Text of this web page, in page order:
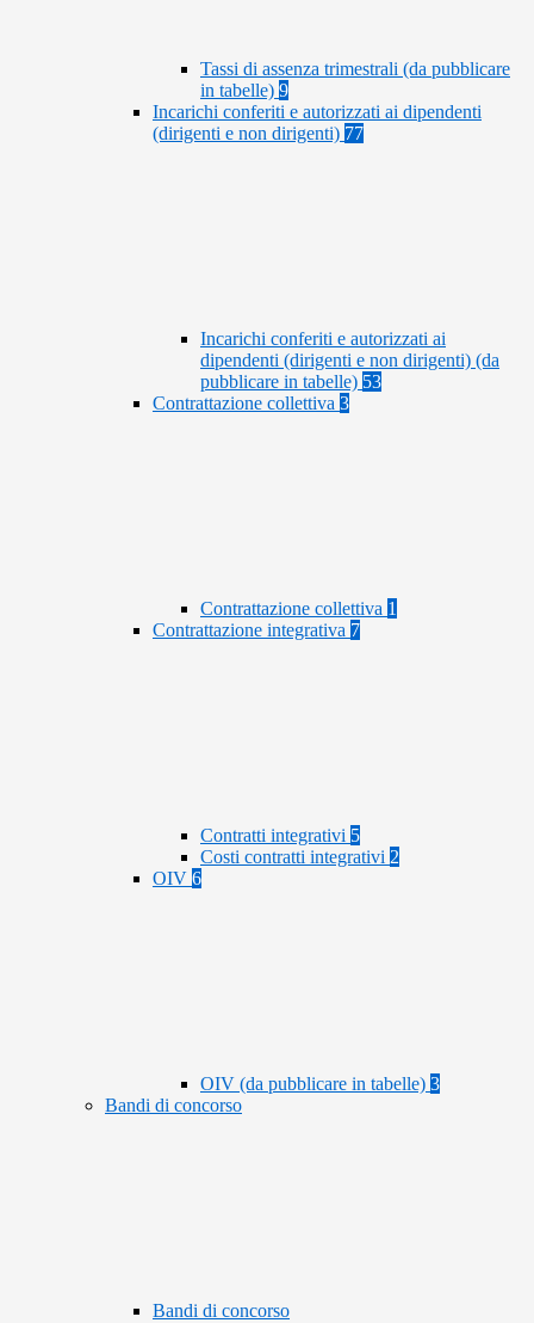
Tassi di assenza trimestrali (da pubblicare
in tabelle) 9
Incarichi conferiti e autorizzati ai dipendenti
(dirigenti e non dirigenti) 77
Incarichi conferiti e autorizzati ai
dipendenti (dirigenti e non dirigenti) (da
pubblicare in tabelle) 53
Contrattazione collettiva 3
Contrattazione collettiva 1
Contrattazione integrativa 7
Contratti integrativi 5
Costi contratti integrativi 2
OIV 6
OIV (da pubblicare in tabelle) 3
Bandi di concorso
Bandi di concorso